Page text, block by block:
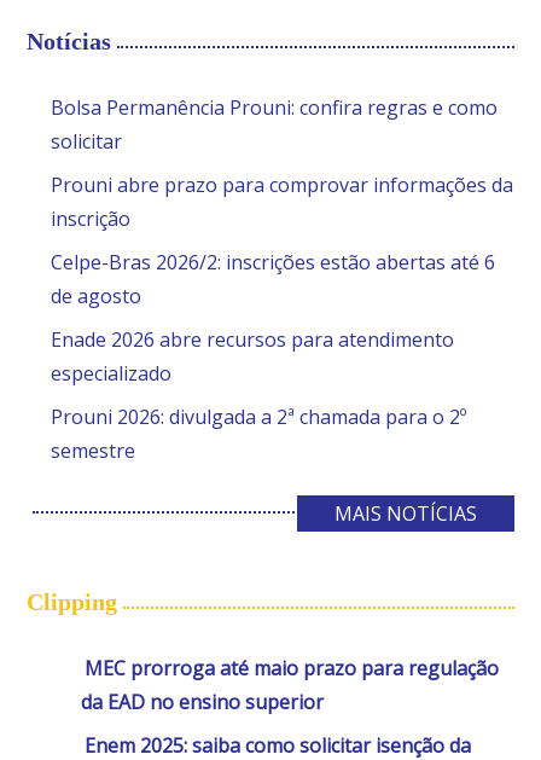
Notícias
Bolsa Permanência Prouni: confira regras e como
solicitar
Prouni abre prazo para comprovar informações da
inscrição
Celpe-Bras 2026/2: inscrições estão abertas até 6
de agosto
Enade 2026 abre recursos para atendimento
especializado
Prouni 2026: divulgada a 2ª chamada para o 2º
semestre
MAIS NOTÍCIAS
Clipping
MEC prorroga até maio prazo para regulação
da EAD no ensino superior
Enem 2025: saiba como solicitar isenção da